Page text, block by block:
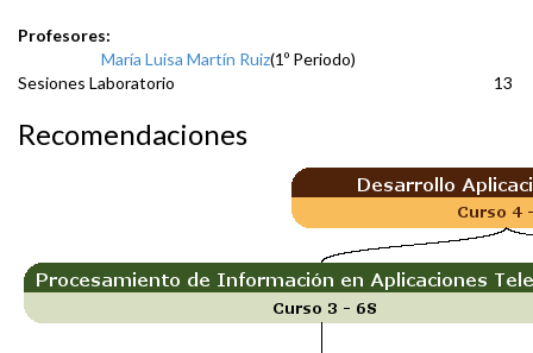
Profesores:
María Luisa Martín Ruiz(1º Periodo)
Sesiones Laboratorio
13
Recomendaciones